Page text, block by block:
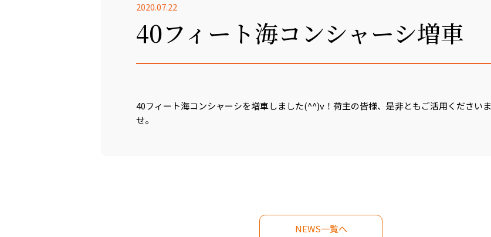
2020.07.22
40フィート海コンシャーシ増車
40フィート海コンシャーシを増車しました(^^)v！荷主の皆様、是非ともご活用くださいま
せ。
NEWS一覧へ